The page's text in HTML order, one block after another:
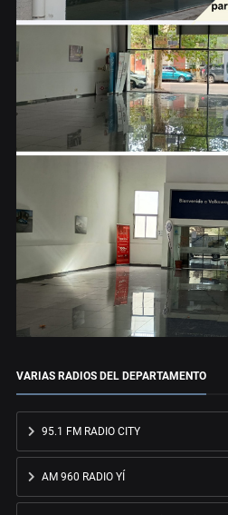
VARIAS RADIOS DEL DEPARTAMENTO
95.1 FM RADIO CITY
AM 960 RADIO YÍ